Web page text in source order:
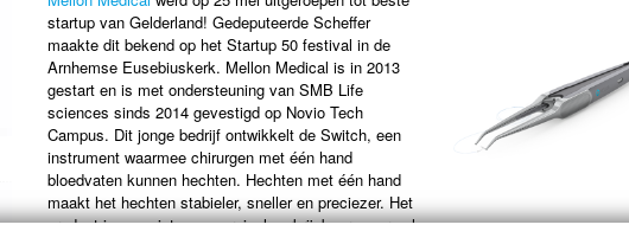
startup van Gelderland! Gedeputeerde Scheffer
maakte dit bekend op het Startup 50 festival in de
Arnhemse Eusebiuskerk. Mellon Medical is in 2013
gestart en is met ondersteuning van SMB Life
sciences sinds 2014 gevestigd op Novio Tech
Campus. Dit jonge bedrijf ontwikkelt de Switch, een
instrument waarmee chirurgen met één hand
bloedvaten kunnen hechten. Hechten met één hand
maakt het hechten stabieler, sneller en preciezer. Het
product is nog niet commercieel verkrijgbaar maar zal